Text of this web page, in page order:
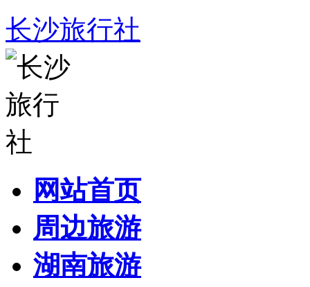
长沙旅行社
网站首页
周边旅游
湖南旅游